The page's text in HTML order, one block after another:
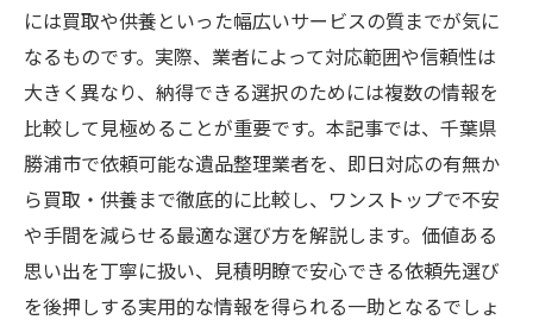
には買取や供養といった幅広いサービスの質までが気に
なるものです。実際、業者によって対応範囲や信頼性は
大きく異なり、納得できる選択のためには複数の情報を
比較して見極めることが重要です。本記事では、千葉県
勝浦市で依頼可能な遺品整理業者を、即日対応の有無か
ら買取・供養まで徹底的に比較し、ワンストップで不安
や手間を減らせる最適な選び方を解説します。価値ある
思い出を丁寧に扱い、見積明瞭で安心できる依頼先選び
を後押しする実用的な情報を得られる一助となるでしょ